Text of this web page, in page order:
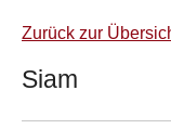
Zurück zur
Siam